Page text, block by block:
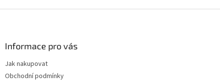
Informace pro vás
Jak nakupovat
Obchodní podmínky